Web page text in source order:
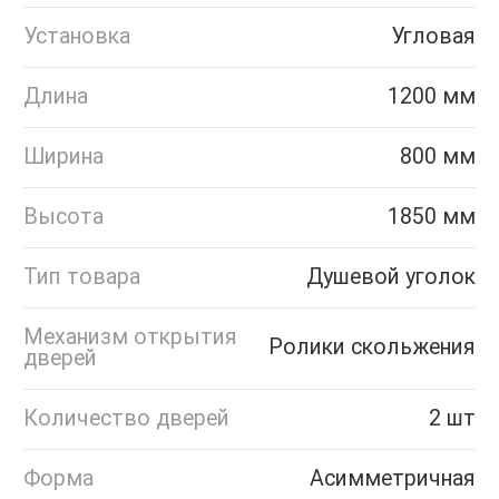
Установка Угловая
Длина 1200 мм
Ширина 800 мм
Высота 1850 мм
Тип товара Душевой уголок
Механизм открытия
дверей
Ролики скольжения
Количество дверей 2 шт
Форма Асимметричная